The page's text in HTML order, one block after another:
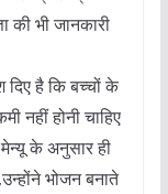
की भी जानकारी
दिए है कि बच्चों के
नहीं होनी चाहिए
मेन्यू के अनुसार ही
भोजन बनाते